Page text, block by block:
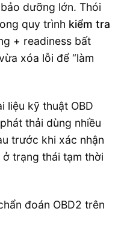
dưỡng lớn. Thói
quy trình kiểm tra
+ readiness bất
xóa lỗi để “làm
liệu kỹ thuật OBD
thải dùng nhiều
trước khi xác nhận
trạng thái tạm thời